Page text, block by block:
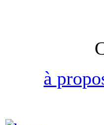
à